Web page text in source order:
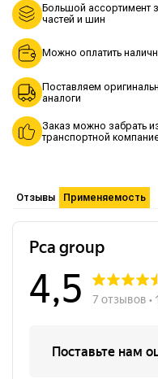
Большой ассортимент
частей и шин
Можно оплатить
Поставляем
аналоги
Заказ можно забрать
транспортной
Отзывы Применяемость